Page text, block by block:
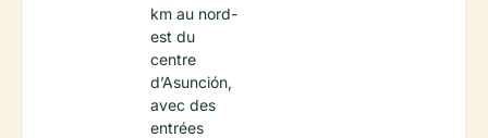
km au nord-
est du
centre
d’Asunción,
avec des
entrées